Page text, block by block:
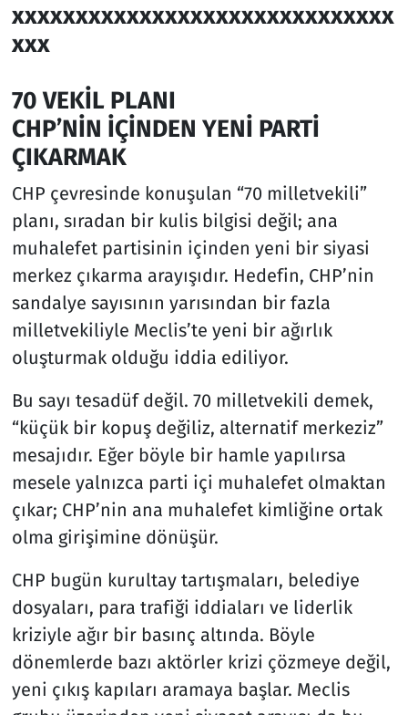
xxxxxxxxxxxxxxxxxxxxxxxxxxxxxx
xxx
70 VEKİL PLANI
CHP’NİN İÇİNDEN YENİ PARTİ
ÇIKARMAK
CHP çevresinde konuşulan “70 milletvekili”
planı, sıradan bir kulis bilgisi değil; ana
muhalefet partisinin içinden yeni bir siyasi
merkez çıkarma arayışıdır. Hedefin, CHP’nin
sandalye sayısının yarısından bir fazla
milletvekiliyle Meclis’te yeni bir ağırlık
oluşturmak olduğu iddia ediliyor.
Bu sayı tesadüf değil. 70 milletvekili demek,
“küçük bir kopuş değiliz, alternatif merkeziz”
mesajıdır. Eğer böyle bir hamle yapılırsa
mesele yalnızca parti içi muhalefet olmaktan
çıkar; CHP’nin ana muhalefet kimliğine ortak
olma girişimine dönüşür.
CHP bugün kurultay tartışmaları, belediye
dosyaları, para trafiği iddiaları ve liderlik
kriziyle ağır bir basınç altında. Böyle
dönemlerde bazı aktörler krizi çözmeye değil,
yeni çıkış kapıları aramaya başlar. Meclis